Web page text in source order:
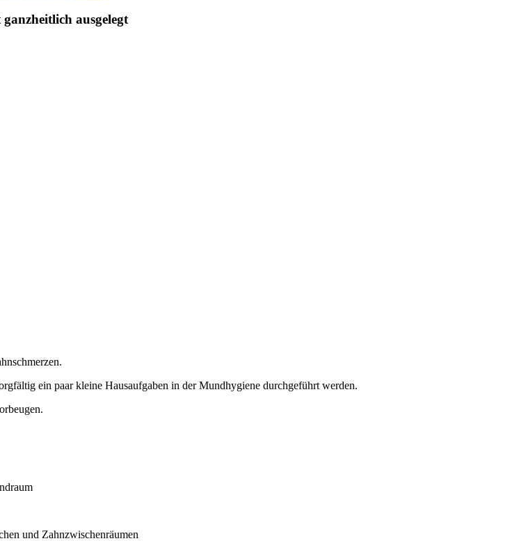
ausgelegt
ein paar kleine Hausaufgaben in der Mundhygiene durchgeführt werden.
und Zahnzwischenräumen